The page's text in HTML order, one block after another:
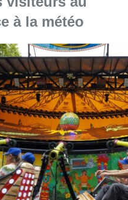
"Foire du Midi: les
mieux les